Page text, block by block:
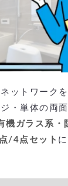
ットワークを
・単体の両
機ガラス系・
/4点セット